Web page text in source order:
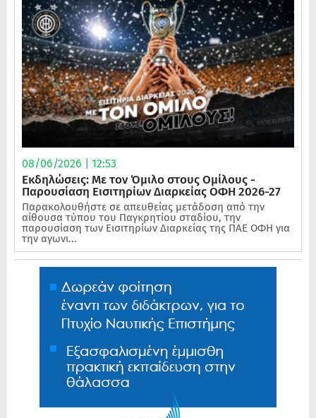
08/06/2026 | 12:53
Εκδηλώσεις: Με τον Όμιλο στους Ομίλους -
Παρουσίαση Εισιτηρίων Διαρκείας ΟΦΗ 2026-27
Παρακολουθήστε σε απευθείας μετάδοση από την
αίθουσα τύπου του Παγκρητίου σταδίου, την
παρουσίαση των Εισιτηρίων Διαρκείας της ΠΑΕ ΟΦΗ για
την αγωνι...